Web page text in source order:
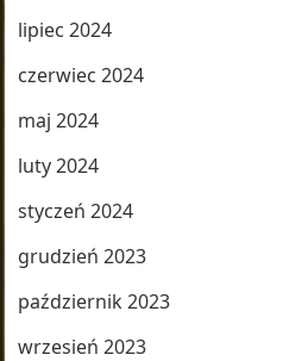
lipiec 2024
czerwiec 2024
maj 2024
luty 2024
styczeń 2024
grudzień 2023
październik 2023
wrzesień 2023